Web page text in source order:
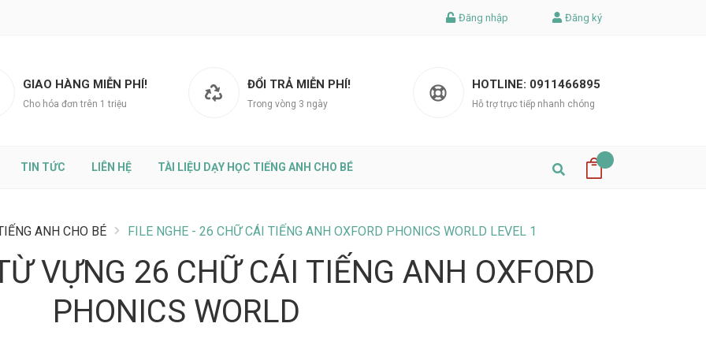
Đăng nhập Đăng ký
GIAO HÀNG MIỄN PHÍ!
Cho hóa đơn trên 1 triệu
ĐỔI TRẢ MIỄN PHÍ!
Trong vòng 3 ngày
HOTLINE: 0911466895
Hỗ trợ trực tiếp nhanh chóng
TIN TỨC LIÊN HỆ TÀI LIỆU DẠY HỌC TIẾNG ANH CHO BÉ
ANH CHO BÉ FILE NGHE - 26 CHỮ CÁI TIẾNG ANH OXFORD PHONICS WORLD LEVEL 1
VỰNG 26 CHỮ CÁI TIẾNG ANH OXFORD
PHONICS WORLD